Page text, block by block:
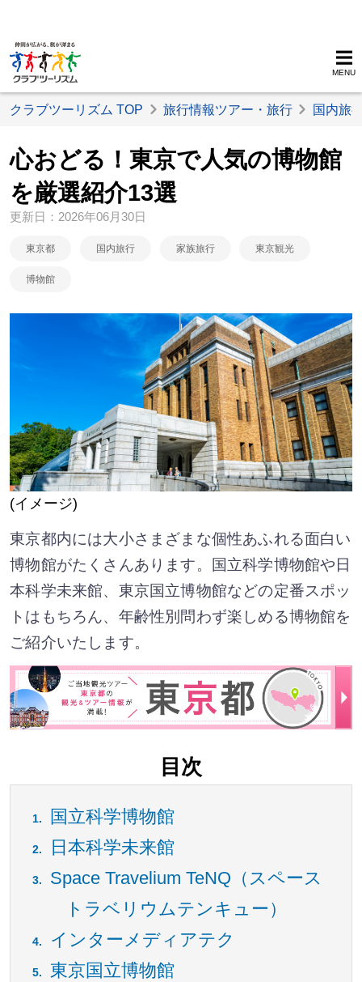
MENU
クラブツーリズム TOP 旅行情報ツアー・旅行 国内旅
心おどる！東京で人気の博物館
を厳選紹介13選
更新日：2026年06月30日
東京都 国内旅行 家族旅行 東京観光
博物館
(イメージ)
東京都内には大小さまざまな個性あふれる面白い
博物館がたくさんあります。国立科学博物館や日
本科学未来館、東京国立博物館などの定番スポッ
トはもちろん、年齢性別問わず楽しめる博物館を
ご紹介いたします。
目次
国立科学博物館
日本科学未来館
Space Travelium TeNQ（スペース
トラベリウムテンキュー）
インターメディアテク
東京国立博物館